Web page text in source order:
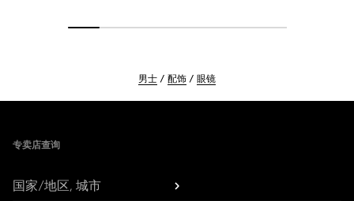
男士 配饰 眼镜
专卖店查询
国家/地区, 城市